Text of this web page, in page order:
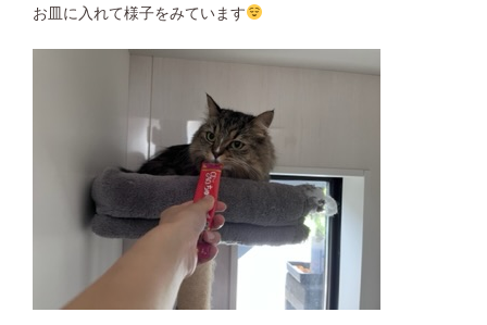
お皿に入れて様子をみています